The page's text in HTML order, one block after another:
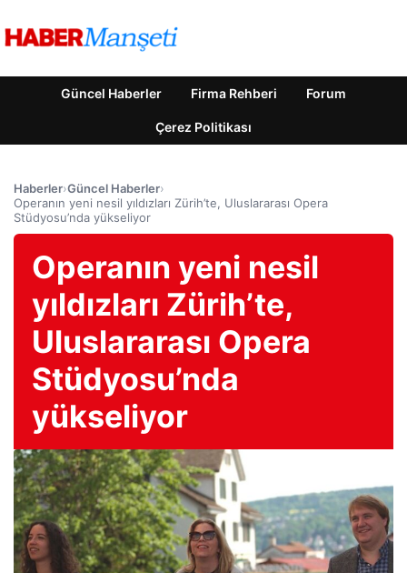
Güncel Haberler Firma Rehberi Forum
Çerez Politikası
Haberler›Güncel Haberler›
Operanın yeni nesil yıldızları Zürih’te, Uluslararası Opera
Stüdyosu’nda yükseliyor
Operanın yeni nesil
yıldızları Zürih’te,
Uluslararası Opera
Stüdyosu’nda
yükseliyor